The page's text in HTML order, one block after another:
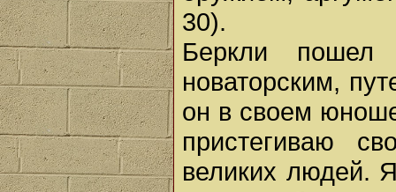
30).
Беркли пошел
новаторским,
он в своем
пристегиваю
великих людей.